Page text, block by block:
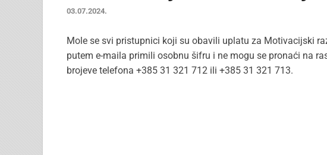
03.07.2024.
Mole se svi pristupnici koji su obavili uplatu za Motivacijski
putem e-maila primili osobnu šifru i ne mogu se pronaći na
brojeve telefona +385 31 321 712 ili +385 31 321 713.